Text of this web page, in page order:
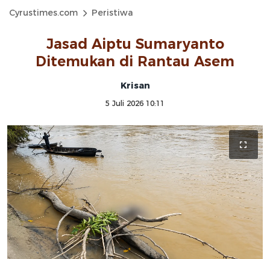
Cyrustimes.com Peristiwa
Jasad Aiptu Sumaryanto
Ditemukan di Rantau Asem
Krisan
5 Juli 2026 10:11